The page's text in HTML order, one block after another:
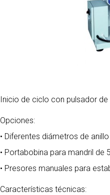
Inicio de ciclo con pulsador de
Opciones:
• Diferentes diámetros de
• Portabobina para mandril de
• Presores manuales para
Características técnicas: